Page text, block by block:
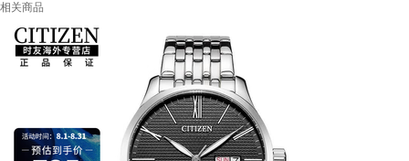
相关商品